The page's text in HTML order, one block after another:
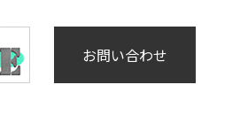
お問い合わせ